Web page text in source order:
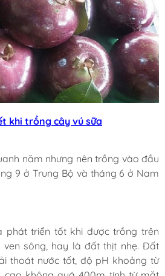
khi trồng cây vú sữa
năm nhưng nên trồng vào đầu
9 ở Trung Bộ và tháng 6 ở Nam
phát triển tốt khi được trồng trên
sông, hay là đất thịt nhẹ. Đất
thoát nước tốt, độ pH khoảng từ